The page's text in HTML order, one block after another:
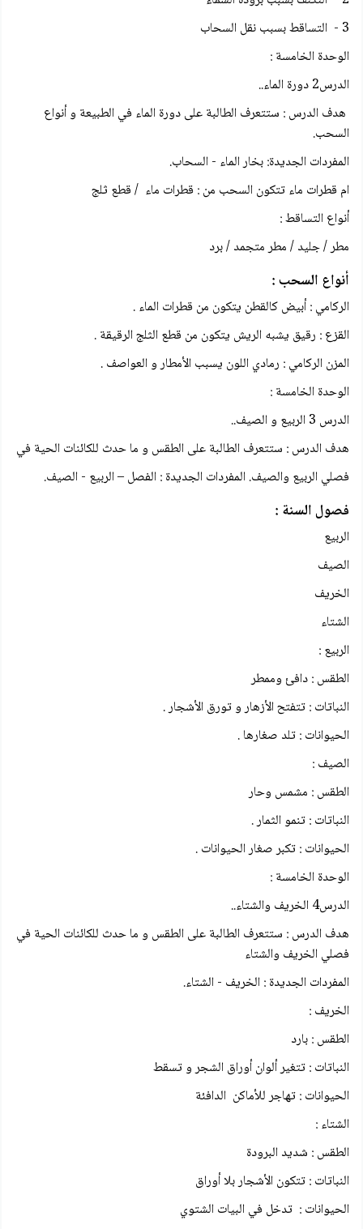
3 - التساقط بسبب نقل السحاب
الوحدة الخامسة :
الدرس2 دورة الماء..
هدف الدرس : ستتعرف الطالبة على دورة الماء في الطبيعة و أنواع
السحب.
المفردات الجديدة: بخار الماء - السحاب.
ام قطرات ماء تتكون السحب من : قطرات ماء / قطع ثلج
أنواع التساقط :
مطر / جليد / مطر متجمد / برد
أنواع السحب :
الركامي : أبيض كالقطن يتكون من قطرات الماء .
القزع : رقيق يشبه الريش يتكون من قطع الثلج الرقيقة .
المزن الركامي : رمادي اللون يسبب الأمطار و العواصف .
الوحدة الخامسة :
الدرس 3 الربيع و الصيف..
هدف الدرس : ستتعرف الطالبة على الطقس و ما حدث للكائنات الحية في
فصلي الربيع والصيف. المفردات الجديدة : الفصل – الربيع - الصيف.
فصول السنة :
الربيع
الصيف
الخريف
الشتاء
الربيع :
الطقس : دافئ وممطر
النباتات : تتفتح الأزهار و تورق الأشجار .
الحيوانات : تلد صغارها .
الصيف :
الطقس : مشمس وحار
النباتات : تنمو الثمار .
الحيوانات : تكبر صغار الحيوانات .
الوحدة الخامسة :
الدرس4 الخريف والشتاء..
هدف الدرس : ستتعرف الطالبة على الطقس و ما حدث للكائنات الحية في
فصلي الخريف والشتاء
المفردات الجديدة : الخريف - الشتاء.
الخريف :
الطقس : بارد
النباتات : تتغير ألوان أوراق الشجر و تسقط
الحيوانات : تهاجر للأماكن الدافئة
الشتاء :
الطقس : شديد البرودة
النباتات : تتكون الأشجار بلا أوراق
الحيوانات : تدخل في البيات الشتوي